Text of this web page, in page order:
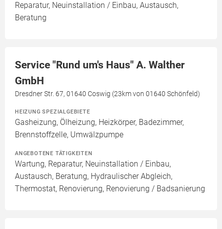
Reparatur, Neuinstallation / Einbau, Austausch,
Beratung
Service "Rund um's Haus" A. Walther
GmbH
Dresdner Str. 67, 01640 Coswig (23km von 01640 Schönfeld)
HEIZUNG SPEZIALGEBIETE
Gasheizung, Ölheizung, Heizkörper, Badezimmer,
Brennstoffzelle, Umwälzpumpe
ANGEBOTENE TÄTIGKEITEN
Wartung, Reparatur, Neuinstallation / Einbau,
Austausch, Beratung, Hydraulischer Abgleich,
Thermostat, Renovierung, Renovierung / Badsanierung